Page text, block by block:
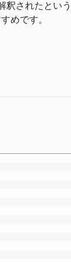
釈されたとい
めです。